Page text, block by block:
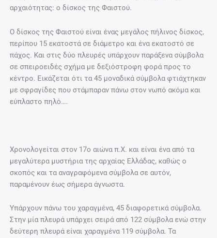
αρχαιότητας: ο δίσκος της Φαιστού.
Ο δίσκος της Φαιστού είναι ένας μεγάλος πήλινος δίσκος,
περίπου 15 εκατοστά σε διάμετρο και ένα εκατοστό σε
πάχος. Και στις δύο πλευρές υπάρχουν παράξενα σύμβολα
σε σπειροειδές σχήμα με δεξιόστροφη φορά προς το
κέντρο. Εικάζεται ότι τα 45 μοναδικά σύμβολα φτιάχτηκαν
με σφραγίδες που στάμπαραν πάνω στον νωπό ακόμα και
εύπλαστο πηλό….
Χρονολογείται στον 17ο αιώνα π.Χ. και είναι ένα από τα
μεγαλύτερα μυστήρια της αρχαίας Ελλάδας, καθώς ο
σκοπός και τα αναγραφόμενα σύμβολα σε αυτόν,
παραμένουν έως σήμερα άγνωστα.
Υπάρχουν πάνω του χαραγμένα, 45 διαφορετικά σύμβολα.
Στην μία πλευρά υπάρχει σειρά από 122 σύμβολα ενώ στην
δεύτερη πλευρά είναι χαραγμένα 119 σύμβολα. Τα